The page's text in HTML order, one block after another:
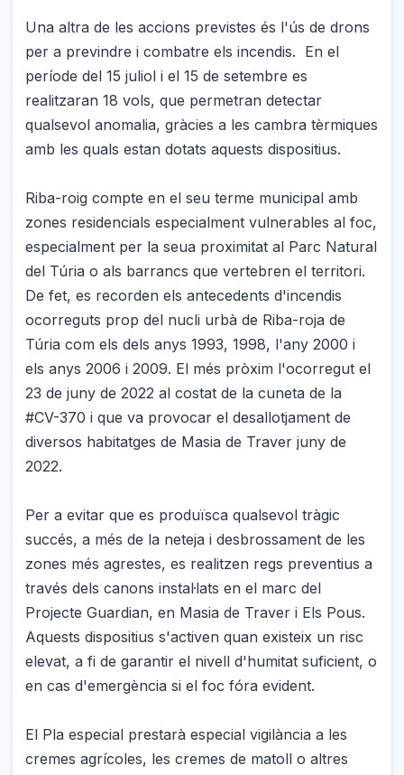
Una altra de les accions previstes és l'ús de drons
per a previndre i combatre els incendis. En el
període del 15 juliol i el 15 de setembre es
realitzaran 18 vols, que permetran detectar
qualsevol anomalia, gràcies a les cambra tèrmiques
amb les quals estan dotats aquests dispositius.
Riba-roig compte en el seu terme municipal amb
zones residencials especialment vulnerables al foc,
especialment per la seua proximitat al Parc Natural
del Túria o als barrancs que vertebren el territori.
De fet, es recorden els antecedents d'incendis
ocorreguts prop del nucli urbà de Riba-roja de
Túria com els dels anys 1993, 1998, l'any 2000 i
els anys 2006 i 2009. El més pròxim l'ocorregut el
23 de juny de 2022 al costat de la cuneta de la
#CV-370 i que va provocar el desallotjament de
diversos habitatges de Masia de Traver juny de
2022.
Per a evitar que es produïsca qualsevol tràgic
succés, a més de la neteja i desbrossament de les
zones més agrestes, es realitzen regs preventius a
través dels canons instal·lats en el marc del
Projecte Guardian, en Masia de Traver i Els Pous.
Aquests dispositius s'activen quan existeix un risc
elevat, a fi de garantir el nivell d'humitat suficient, o
en cas d'emergència si el foc fóra evident.
El Pla especial prestarà especial vigilància a les
cremes agrícoles, les cremes de matoll o altres